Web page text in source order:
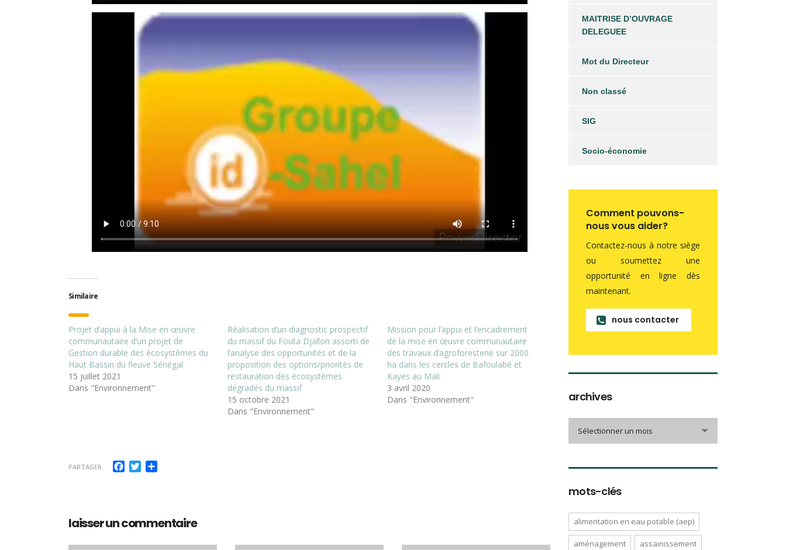
Similaire
Projet d’appui à la Mise en œuvre
communautaire d’un projet de
Gestion durable des écosystèmes du
Haut Bassin du fleuve Sénégal
15 juillet 2021
Dans "Environnement"
Réalisation d’un diagnostic prospectif
du massif du Fouta Djallon assorti de
l’analyse des opportunités et de la
proposition des options/priorités de
restauration des écosystèmes
dégradés du massif
15 octobre 2021
Dans "Environnement"
Mission pour l’appui et l’encadrement
de la mise en œuvre communautaire
des travaux d’agroforesterie sur 2000
ha dans les cercles de Bafoulabé et
Kayes au Mali
3 avril 2020
Dans "Environnement"
PARTAGER Facebook
Twitter
laisser un commentaire
MAITRISE D’OUVRAGE
DELEGUEE
Mot du Directeur
Non classé
SIG
Socio-économie
Comment pouvons-
nous vous aider?
Contactez-nous à notre siège
ou soumettez une
opportunité en ligne dès
maintenant.
nous contacter
archives
Sélectionner un mois
mots-clés
alimentation en eau potable (aep)
aménagement assainissement